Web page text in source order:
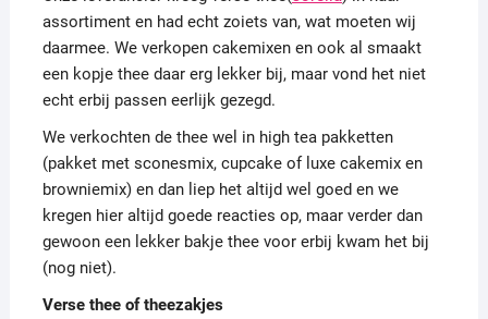
assortiment en had echt zoiets van, wat moeten wij
daarmee. We verkopen cakemixen en ook al smaakt
een kopje thee daar erg lekker bij, maar vond het niet
echt erbij passen eerlijk gezegd.
We verkochten de thee wel in high tea pakketten
(pakket met sconesmix, cupcake of luxe cakemix en
browniemix) en dan liep het altijd wel goed en we
kregen hier altijd goede reacties op, maar verder dan
gewoon een lekker bakje thee voor erbij kwam het bij
(nog niet).
Verse thee of theezakjes